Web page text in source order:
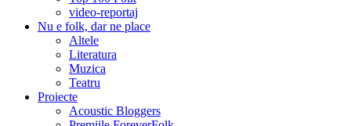
video-reportaj
Nu e folk, dar ne place
Altele
Literatura
Muzica
Teatru
Proiecte
Acoustic Bloggers